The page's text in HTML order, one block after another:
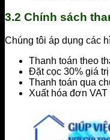
3.2 Chính sách
Chúng tôi áp dụng các
Thanh toán theo
Đặt cọc 30% giá
Thanh toán qua
Xuất hóa đơn VAT